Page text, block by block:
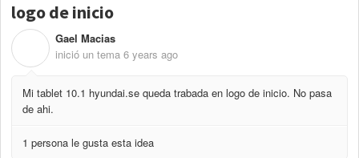
logo de inicio
Gael Macias
inició un tema 6 years ago
Mi tablet 10.1 hyundai.se queda trabada en logo de inicio. No pasa
de ahi.
1 persona le gusta esta idea